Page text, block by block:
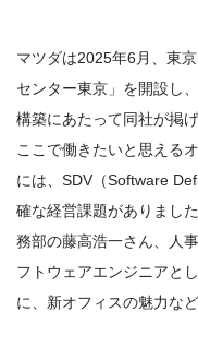
マツダは2025年6月、東
センター東京」を開設し
構築にあたって同社が掲
ここで働きたいと思える
には、SDV（Software
確な経営課題がありまし
務部の藤高浩一さん、人
フトウェアエンジニアと
に、新オフィスの魅力な